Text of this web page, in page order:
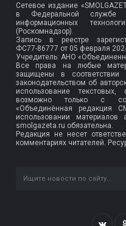
Сетевое издание
в Федеральной
информационных
(Роскомнадзор).
Запись в реестре
ФС77-86777 от 05 февраля
Учредитель: АНО
Все права на любые
защищены в
законодательством об
использование
возможно только с
«Объединённая редакция
использовании материалов
smolgazeta.ru обязательна.
Редакция не несет
комментариях читателей.